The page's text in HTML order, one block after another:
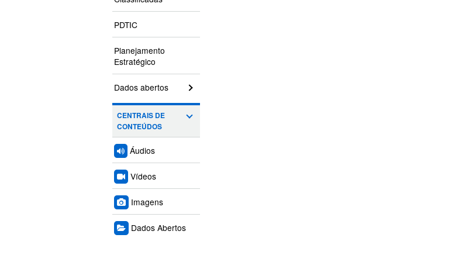
PDTIC
Planejamento
Estratégico
Dados abertos
CENTRAIS DE
CONTEÚDOS
Áudios
Vídeos
Imagens
Dados Abertos